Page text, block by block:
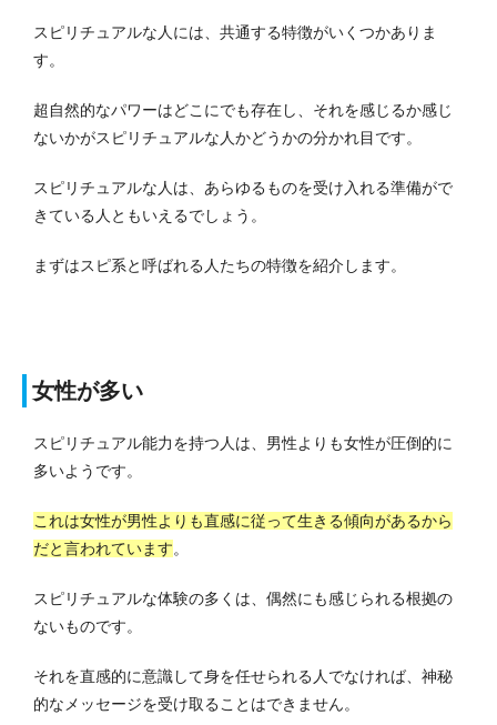
スピリチュアルな人には、共通する特徴がいくつかありま
す。
超自然的なパワーはどこにでも存在し、それを感じるか感じ
ないかがスピリチュアルな人かどうかの分かれ目です。
スピリチュアルな人は、あらゆるものを受け入れる準備がで
きている人ともいえるでしょう。
まずはスピ系と呼ばれる人たちの特徴を紹介します。
女性が多い
スピリチュアル能力を持つ人は、男性よりも女性が圧倒的に
多いようです。
これは女性が男性よりも直感に従って生きる傾向があるから
だと言われています。
スピリチュアルな体験の多くは、偶然にも感じられる根拠の
ないものです。
それを直感的に意識して身を任せられる人でなければ、神秘
的なメッセージを受け取ることはできません。